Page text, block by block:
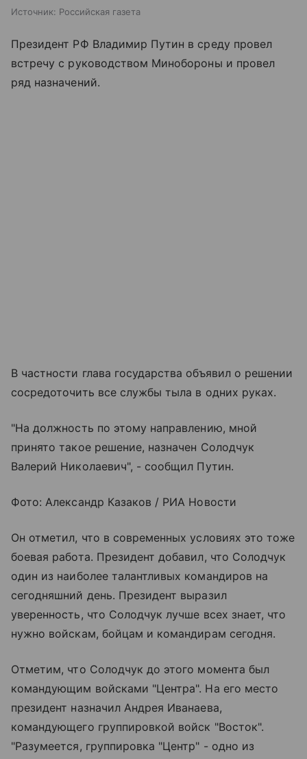
Источник: Российская газета
Президент РФ Владимир Путин в среду провел
встречу с руководством Минобороны и провел
ряд назначений.
В частности глава государства объявил о решении
сосредоточить все службы тыла в одних руках.
"На должность по этому направлению, мной
принято такое решение, назначен Солодчук
Валерий Николаевич", - сообщил Путин.
Фото: Александр Казаков / РИА Новости
Он отметил, что в современных условиях это тоже
боевая работа. Президент добавил, что Солодчук
один из наиболее талантливых командиров на
сегодняшний день. Президент выразил
уверенность, что Солодчук лучше всех знает, что
нужно войскам, бойцам и командирам сегодня.
Отметим, что Солодчук до этого момента был
командующим войсками "Центра". На его место
президент назначил Андрея Иванаева,
командующего группировкой войск "Восток".
"Разумеется, группировка "Центр" - одно из